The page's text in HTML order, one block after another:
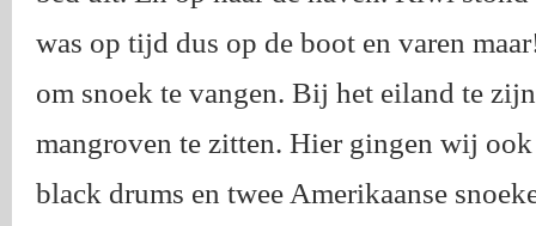
was op tijd dus op de boot en varen
om snoek te vangen. Bij het eiland te
mangroven te zitten. Hier gingen wij
black drums en twee Amerikaanse